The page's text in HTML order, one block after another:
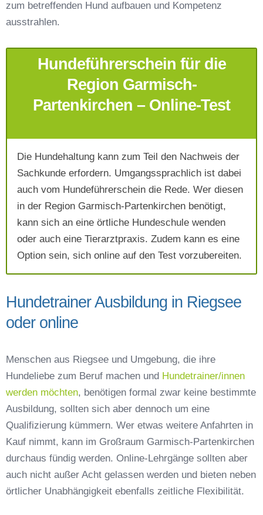
Telefonnummer*
Mit Absenden der Daten akzeptiere ich die
AGB`s.
Absenden
zum betreffenden Hund aufbauen und Kompetenz
ausstrahlen.
Hundeführerschein für die
Region Garmisch-
Partenkirchen – Online-Test
Die Hundehaltung kann zum Teil den Nachweis der
Sachkunde erfordern. Umgangssprachlich ist dabei
auch vom Hundeführerschein die Rede. Wer diesen
in der Region Garmisch-Partenkirchen benötigt,
kann sich an eine örtliche Hundeschule wenden
oder auch eine Tierarztpraxis. Zudem kann es eine
Option sein, sich online auf den Test vorzubereiten.
Hundetrainer Ausbildung in Riegsee
oder online
Menschen aus Riegsee und Umgebung, die ihre
Hundeliebe zum Beruf machen und Hundetrainer/innen
werden möchten, benötigen formal zwar keine bestimmte
Ausbildung, sollten sich aber dennoch um eine
Qualifizierung kümmern. Wer etwas weitere Anfahrten in
Kauf nimmt, kann im Großraum Garmisch-Partenkirchen
durchaus fündig werden. Online-Lehrgänge sollten aber
auch nicht außer Acht gelassen werden und bieten neben
örtlicher Unabhängigkeit ebenfalls zeitliche Flexibilität.